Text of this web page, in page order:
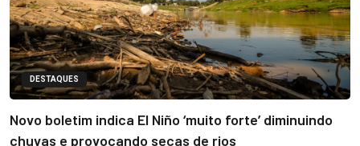
DESTAQUES
Novo boletim indica El Niño ‘muito forte’ diminuindo
chuvas e provocando secas de rios